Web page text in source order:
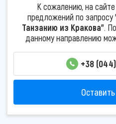
К сожалению, на
предложений по запросу
Танзанию из Кракова".
данному направлению
+38